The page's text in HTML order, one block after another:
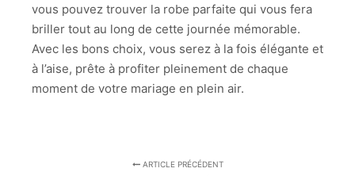
vous pouvez trouver la robe parfaite qui vous fera
briller tout au long de cette journée mémorable.
Avec les bons choix, vous serez à la fois élégante et
à l’aise, prête à profiter pleinement de chaque
moment de votre mariage en plein air.
ARTICLE PRÉCÉDENT